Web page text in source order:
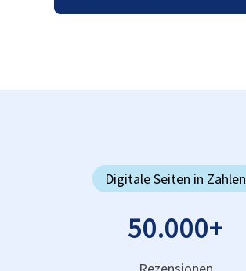
Digitale Seiten in Zahlen
50.000+